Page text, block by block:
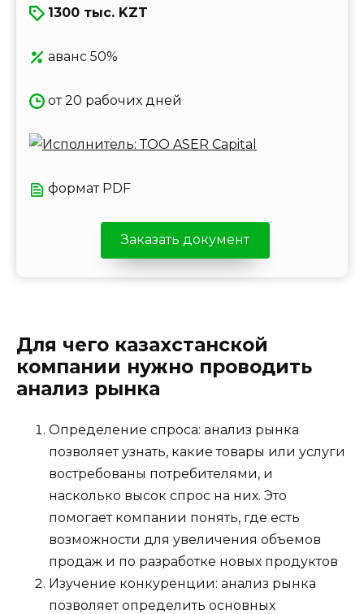
1300 тыс. KZT
аванс 50%
от 20 рабочих дней
формат PDF
Заказать документ
Для чего казахстанской
компании нужно проводить
анализ рынка
Определение спроса: анализ рынка
позволяет узнать, какие товары или услуги
востребованы потребителями, и
насколько высок спрос на них. Это
помогает компании понять, где есть
возможности для увеличения объемов
продаж и по разработке новых продуктов
Изучение конкуренции: анализ рынка
позволяет определить основных